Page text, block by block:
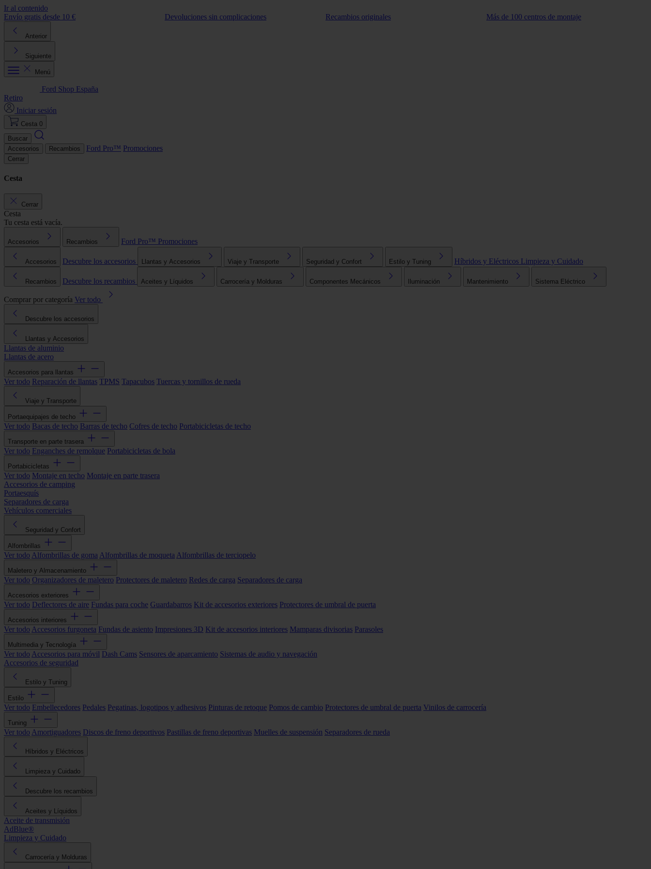
Ir al contenido
Envío gratis desde 10 €
Devoluciones sin complicaciones Recambios originales Más de 100 centros de montaje
Anterior
Siguiente
Menú
Ford Shop España
Retiro
Iniciar sesión
Cesta 0
Buscar
Accesorios
Recambios Ford Pro™ Promociones
Cerrar
Cesta
Cerrar
Cesta
Tu cesta está vacía.
Accesorios Recambios Ford Pro™ Promociones
Accesorios Descubre los accesorios Llantas y Accesorios Viaje y Transporte Seguridad y Confort Estilo y Tuning Híbridos y Eléctricos Limpieza y Cuidado
Recambios Descubre los recambios Aceites y Líquidos Carrocería y Molduras Componentes Mecánicos Iluminación Mantenimiento Sistema Eléctrico
Comprar por categoría Ver todo
Descubre los accesorios
Llantas y Accesorios
Llantas de aluminio
Llantas de acero
Accesorios para llantas
Ver todo Reparación de llantas TPMS Tapacubos Tuercas y tornillos de rueda
Viaje y Transporte
Portaequipajes de techo
Ver todo Bacas de techo Barras de techo Cofres de techo Portabicicletas de techo
Transporte en parte trasera
Ver todo Enganches de remolque Portabicicletas de bola
Portabicicletas
Ver todo Montaje en techo Montaje en parte trasera
Accesorios de camping
Portaesquís
Separadores de carga
Vehículos comerciales
Seguridad y Confort
Alfombrillas
Ver todo Alfombrillas de goma Alfombrillas de moqueta Alfombrillas de terciopelo
Maletero y Almacenamiento
Ver todo Organizadores de maletero Protectores de maletero Redes de carga Separadores de carga
Accesorios exteriores
Ver todo Deflectores de aire Fundas para coche Guardabarros Kit de accesorios exteriores Protectores de umbral de puerta
Accesorios interiores
Ver todo Accesorios furgoneta Fundas de asiento Impresiones 3D Kit de accesorios interiores Mamparas divisorias Parasoles
Multimedia y Tecnología
Ver todo Accesorios para móvil Dash Cams Sensores de aparcamiento Sistemas de audio y navegación
Accesorios de seguridad
Estilo y Tuning
Estilo
Ver todo Embellecedores Pedales Pegatinas, logotipos y adhesivos Pinturas de retoque Pomos de cambio Protectores de umbral de puerta Vinilos de carrocería
Tuning
Ver todo Amortiguadores Discos de freno deportivos Pastillas de freno deportivas Muelles de suspensión Separadores de rueda
Híbridos y Eléctricos
Limpieza y Cuidado
Descubre los recambios
Aceites y Líquidos
Aceite de transmisión
AdBlue®
Limpieza y Cuidado
Carrocería y Molduras